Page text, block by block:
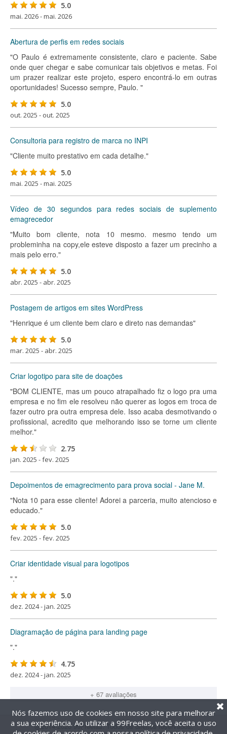
5.0
mai. 2026 - mai. 2026
Abertura de perfis em redes sociais
"O Paulo é extremamente consistente, claro e paciente. Sabe
onde quer chegar e sabe comunicar tais objetivos e metas. Foi
um prazer realizar este projeto, espero encontrá-lo em outras
oportunidades! Sucesso sempre, Paulo. "
5.0
out. 2025 - out. 2025
Consultoria para registro de marca no INPI
"Cliente muito prestativo em cada detalhe."
5.0
mai. 2025 - mai. 2025
Vídeo de 30 segundos para redes sociais de suplemento
emagrecedor
"Muito bom cliente, nota 10 mesmo. mesmo tendo um
probleminha na copy,ele esteve disposto a fazer um precinho a
mais pelo erro."
5.0
abr. 2025 - abr. 2025
Postagem de artigos em sites WordPress
"Henrique é um cliente bem claro e direto nas demandas"
5.0
mar. 2025 - abr. 2025
Criar logotipo para site de doações
"BOM CLIENTE, mas um pouco atrapalhado fiz o logo pra uma
empresa e no fim ele resolveu não querer as logos em troca de
fazer outro pra outra empresa dele. Isso acaba desmotivando o
profissional, acredito que melhorando isso se torne um cliente
melhor."
2.75
jan. 2025 - fev. 2025
Depoimentos de emagrecimento para prova social - Jane M.
"Nota 10 para esse cliente! Adorei a parceria, muito atencioso e
educado."
5.0
fev. 2025 - fev. 2025
Criar identidade visual para logotipos
"."
5.0
dez. 2024 - jan. 2025
Diagramação de página para landing page
"."
4.75
dez. 2024 - jan. 2025
+ 67 avaliações
@2014-2026 99Freelas. Todos os direitos reservados.
Nós fazemos uso de cookies em nosso site para melhorar
a sua experiência. Ao utilizar a 99Freelas, você aceita o uso